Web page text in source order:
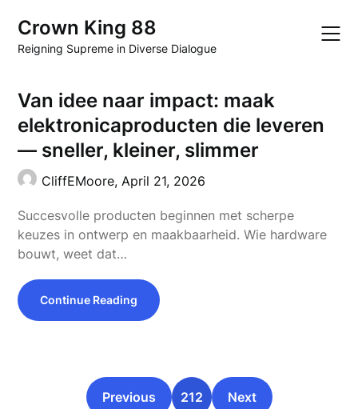
content
Crown King 88
Reigning Supreme in Diverse Dialogue
Van idee naar impact: maak
elektronicaproducten die leveren
— sneller, kleiner, slimmer
CliffEMoore,April 21, 2026
Succesvolle producten beginnen met scherpe
keuzes in ontwerp en maakbaarheid. Wie hardware
bouwt, weet dat…
Continue Reading
Previous 212 Next